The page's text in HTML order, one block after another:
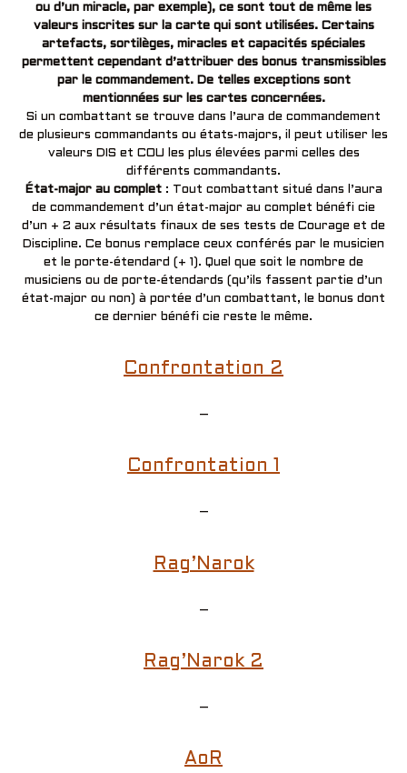
ou d’un miracle, par exemple), ce sont tout de même les
valeurs inscrites sur la carte qui sont utilisées. Certains
artefacts, sortilèges, miracles et capacités spéciales
permettent cependant d’attribuer des bonus transmissibles
par le commandement. De telles exceptions sont
mentionnées sur les cartes concernées.
Si un combattant se trouve dans l’aura de commandement
de plusieurs commandants ou états-majors, il peut utiliser les
valeurs DIS et COU les plus élevées parmi celles des
différents commandants.
État-major au complet: Tout combattant situé dans l’aura
de commandement d’un état-major au complet bénéfi cie
d’un + 2 aux résultats finaux de ses tests de Courage et de
Discipline. Ce bonus remplace ceux conférés par le musicien
et le porte-étendard (+ 1). Quel que soit le nombre de
musiciens ou de porte-étendards (qu’ils fassent partie d’un
état-major ou non) à portée d’un combattant, le bonus dont
ce dernier bénéfi cie reste le même.
Confrontation 2
–
Confrontation 1
–
Rag’Narok
–
Rag’Narok 2
–
AoR